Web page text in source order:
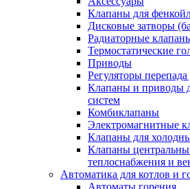
Клапаны для
Дисковые затворы
Радиаторные
Термостатические
Приводы
Регуляторы
Клапаны и приводы
систем
Комбиклапаны
Электромагнитные
Клапаны для
Клапаны
теплоснабжения и
Автоматика для котлов и
Автоматы горения